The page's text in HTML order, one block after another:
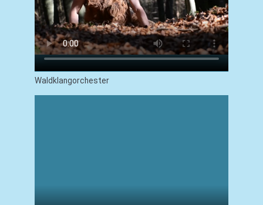
Waldklangorchester